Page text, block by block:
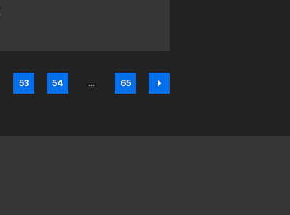
Página Página
53
Página
54
…
Página
65